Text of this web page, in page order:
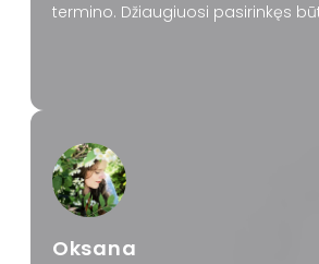
termino. Džiaugiuosi pasirinkęs
Oksana